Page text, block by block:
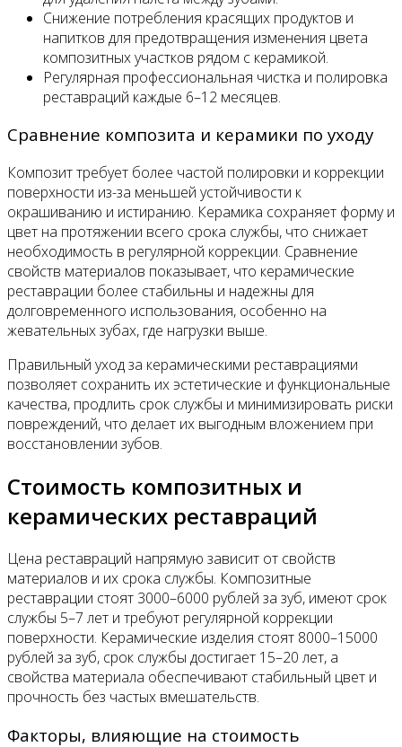
Снижение потребления красящих продуктов и
напитков для предотвращения изменения цвета
композитных участков рядом с керамикой.
Регулярная профессиональная чистка и полировка
реставраций каждые 6–12 месяцев.
Сравнение композита и керамики по уходу
Композит требует более частой полировки и коррекции
поверхности из-за меньшей устойчивости к
окрашиванию и истиранию. Керамика сохраняет форму и
цвет на протяжении всего срока службы, что снижает
необходимость в регулярной коррекции. Сравнение
свойств материалов показывает, что керамические
реставрации более стабильны и надежны для
долговременного использования, особенно на
жевательных зубах, где нагрузки выше.
Правильный уход за керамическими реставрациями
позволяет сохранить их эстетические и функциональные
качества, продлить срок службы и минимизировать риски
повреждений, что делает их выгодным вложением при
восстановлении зубов.
Стоимость композитных и
керамических реставраций
Цена реставраций напрямую зависит от свойств
материалов и их срока службы. Композитные
реставрации стоят 3000–6000 рублей за зуб, имеют срок
службы 5–7 лет и требуют регулярной коррекции
поверхности. Керамические изделия стоят 8000–15000
рублей за зуб, срок службы достигает 15–20 лет, а
свойства материала обеспечивают стабильный цвет и
прочность без частых вмешательств.
Факторы, влияющие на стоимость